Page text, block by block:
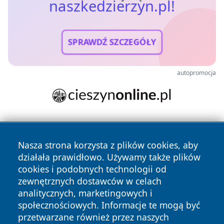
naszkedzierzyn.pl!
SPRAWDŹ SZCZEGÓŁY
autopromocja
Nasza strona korzysta z plików cookies, aby
działała prawidłowo. Używamy także plików
cookies i podobnych technologii od
zewnętrznych dostawców w celach
analitycznych, marketingowych i
społecznościowych. Informacje te mogą być
przetwarzane również przez naszych
Copyright © 2026 naszkedzierzyn.pl Wszystkie prawa
zastrzeżone.